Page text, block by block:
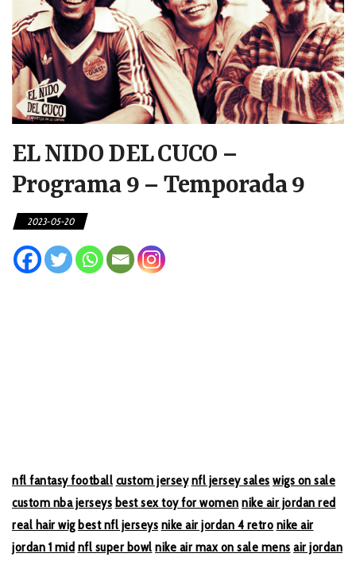
EL NIDO DEL CUCO –
Programa 9 – Temporada 9
2023-05-20
nfl fantasy football custom jersey nfl jersey sales wigs on sale
custom nba jerseys best sex toy for women nike air jordan red
real hair wig best nfl jerseys nike air jordan 4 retro nike air
jordan 1 mid nfl super bowl nike air max on sale mens air jordan